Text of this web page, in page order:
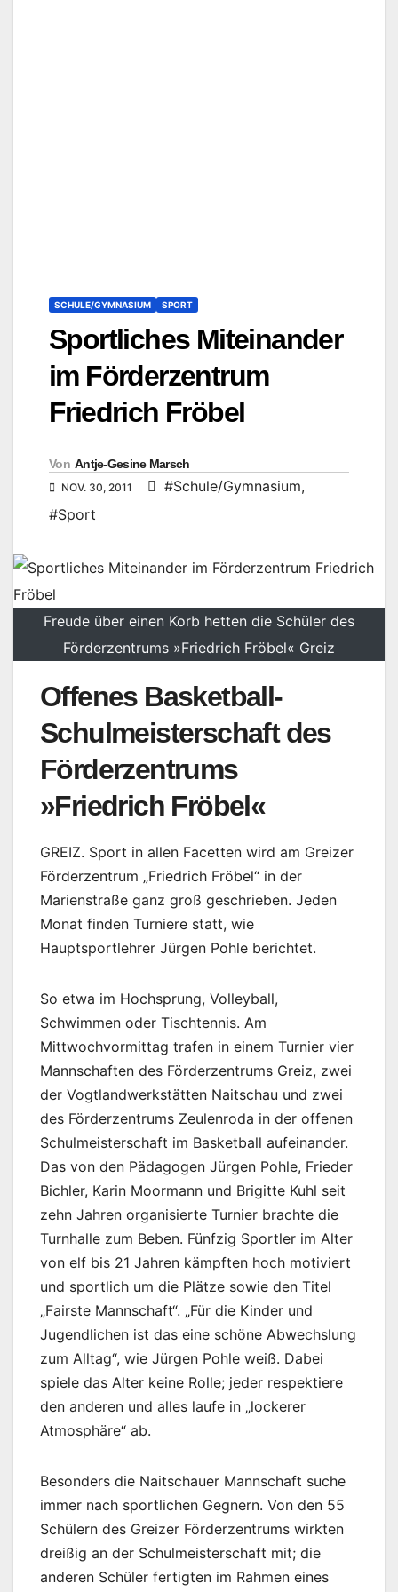
SCHULE/GYMNASIUM SPORT
Sportliches Miteinander
im Förderzentrum
Friedrich Fröbel
Von Antje-Gesine Marsch
NOV. 30, 2011 #Schule/Gymnasium,
#Sport
Freude über einen Korb hetten die Schüler des
Förderzentrums »Friedrich Fröbel« Greiz
Offenes Basketball-
Schulmeisterschaft des
Förderzentrums
»Friedrich Fröbel«
GREIZ. Sport in allen Facetten wird am Greizer
Förderzentrum „Friedrich Fröbel“ in der
Marienstraße ganz groß geschrieben. Jeden
Monat finden Turniere statt, wie
Hauptsportlehrer Jürgen Pohle berichtet.
So etwa im Hochsprung, Volleyball,
Schwimmen oder Tischtennis. Am
Mittwochvormittag trafen in einem Turnier vier
Mannschaften des Förderzentrums Greiz, zwei
der Vogtlandwerkstätten Naitschau und zwei
des Förderzentrums Zeulenroda in der offenen
Schulmeisterschaft im Basketball aufeinander.
Das von den Pädagogen Jürgen Pohle, Frieder
Bichler, Karin Moormann und Brigitte Kuhl seit
zehn Jahren organisierte Turnier brachte die
Turnhalle zum Beben. Fünfzig Sportler im Alter
von elf bis 21 Jahren kämpften hoch motiviert
und sportlich um die Plätze sowie den Titel
„Fairste Mannschaft“. „Für die Kinder und
Jugendlichen ist das eine schöne Abwechslung
zum Alltag“, wie Jürgen Pohle weiß. Dabei
spiele das Alter keine Rolle; jeder respektiere
den anderen und alles laufe in „lockerer
Atmosphäre“ ab.
Besonders die Naitschauer Mannschaft suche
immer nach sportlichen Gegnern. Von den 55
Schülern des Greizer Förderzentrums wirkten
dreißig an der Schulmeisterschaft mit; die
anderen Schüler fertigten im Rahmen eines